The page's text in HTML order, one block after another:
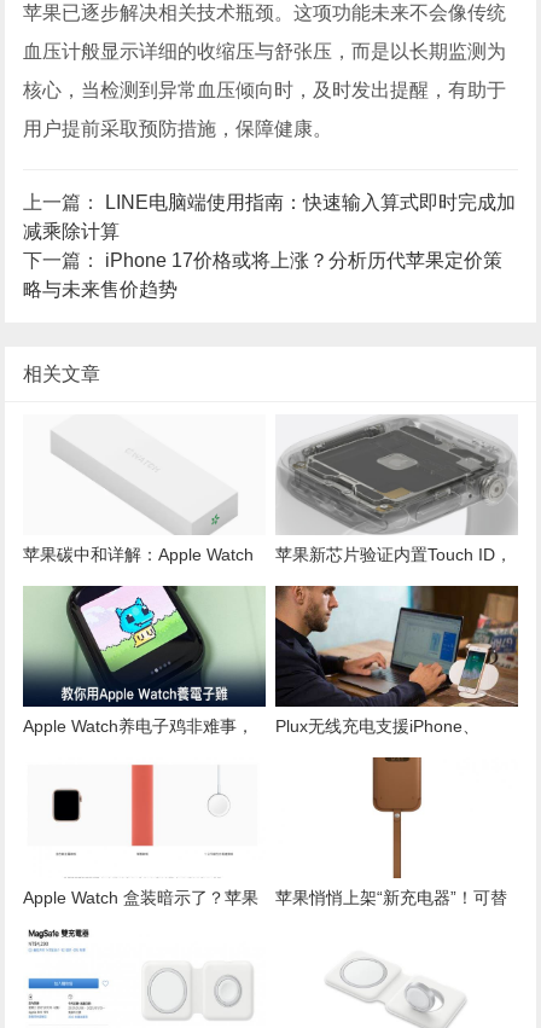
苹果已逐步解决相关技术瓶颈。这项功能未来不会像传统
血压计般显示详细的收缩压与舒张压，而是以长期监测为
核心，当检测到异常血压倾向时，及时发出提醒，有助于
用户提前采取预防措施，保障健康。
上一篇：
LINE电脑端使用指南：快速输入算式即时完成加
减乘除计算
下一篇： iPhone 17价格或将上涨？分析历代苹果定价策
略与未来售价趋势
相关文章
苹果碳中和详解：Apple Watch
与Mac mini为何淡化环保标签？
苹果新芯片验证内置Touch ID，
Apple Watch或将迎来指纹解锁
功能！
Apple Watch养电子鸡非难事，
教你用苹果手表养宠物
Plux无线充电支援iPhone、
Apple Watch同时充电比苹果
AirPower更低价
Apple Watch 盒装暗示了？苹果
新 iPhone 配件恐会少一个
苹果悄悄上架“新充电器”！可替